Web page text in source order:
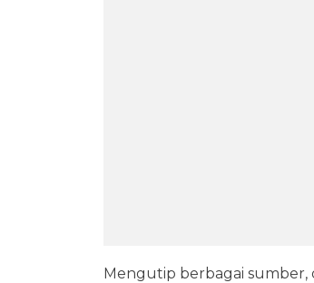
Mengutip berbagai sumber,